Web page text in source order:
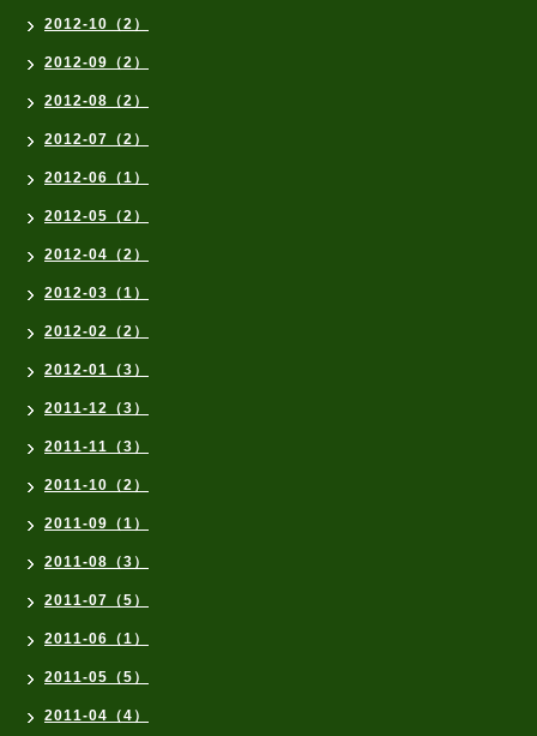
2012-10（2）
2012-09（2）
2012-08（2）
2012-07（2）
2012-06（1）
2012-05（2）
2012-04（2）
2012-03（1）
2012-02（2）
2012-01（3）
2011-12（3）
2011-11（3）
2011-10（2）
2011-09（1）
2011-08（3）
2011-07（5）
2011-06（1）
2011-05（5）
2011-04（4）